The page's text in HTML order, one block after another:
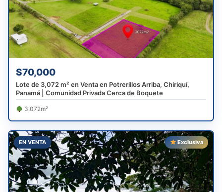
$70,000
Lote de 3,072 m² en Venta en Potrerillos Arriba, Chiriquí,
Panamá | Comunidad Privada Cerca de Boquete
3,072m²
EN VENTA Exclusiva